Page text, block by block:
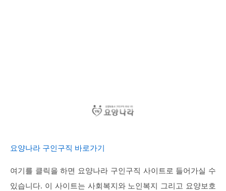
요양나라 구인구직 바로가기
여기를 클릭을 하면 요양나라 구인구직 사이트로 들어가실 수
있습니다. 이 사이트는 사회복지와 노인복지 그리고 요양보호